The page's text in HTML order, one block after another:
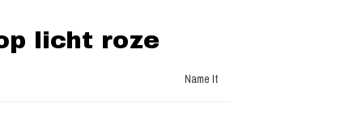
licht roze
Name It